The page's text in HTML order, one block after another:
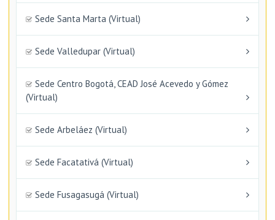
Sede Santa Marta (Virtual)
Sede Valledupar (Virtual)
Sede Centro Bogotá, CEAD José Acevedo y Gómez
(Virtual)
Sede Arbeláez (Virtual)
Sede Facatativá (Virtual)
Sede Fusagasugá (Virtual)